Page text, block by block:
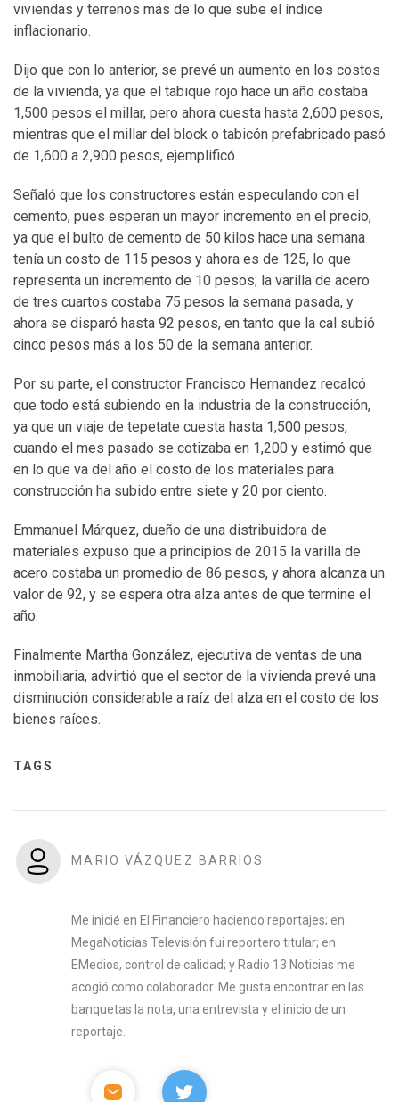
viviendas y terrenos más de lo que sube el índice
inflacionario.
Dijo que con lo anterior, se prevé un aumento en los costos
de la vivienda, ya que el tabique rojo hace un año costaba
1,500 pesos el millar, pero ahora cuesta hasta 2,600 pesos,
mientras que el millar del block o tabicón prefabricado pasó
de 1,600 a 2,900 pesos, ejemplificó.
Señaló que los constructores están especulando con el
cemento, pues esperan un mayor incremento en el precio,
ya que el bulto de cemento de 50 kilos hace una semana
tenía un costo de 115 pesos y ahora es de 125, lo que
representa un incremento de 10 pesos; la varilla de acero
de tres cuartos costaba 75 pesos la semana pasada, y
ahora se disparó hasta 92 pesos, en tanto que la cal subió
cinco pesos más a los 50 de la semana anterior.
Por su parte, el constructor Francisco Hernandez recalcó
que todo está subiendo en la industria de la construcción,
ya que un viaje de tepetate cuesta hasta 1,500 pesos,
cuando el mes pasado se cotizaba en 1,200 y estimó que
en lo que va del año el costo de los materiales para
construcción ha subido entre siete y 20 por ciento.
Emmanuel Márquez, dueño de una distribuidora de
materiales expuso que a principios de 2015 la varilla de
acero costaba un promedio de 86 pesos, y ahora alcanza un
valor de 92, y se espera otra alza antes de que termine el
año.
Finalmente Martha González, ejecutiva de ventas de una
inmobiliaria, advirtió que el sector de la vivienda prevé una
disminución considerable a raíz del alza en el costo de los
bienes raíces.
TAGS
MARIO VÁZQUEZ BARRIOS
Me inicié en El Financiero haciendo reportajes; en
MegaNoticias Televisión fui reportero titular; en
EMedios, control de calidad; y Radio 13 Noticias me
acogió como colaborador. Me gusta encontrar en las
banquetas la nota, una entrevista y el inicio de un
reportaje.